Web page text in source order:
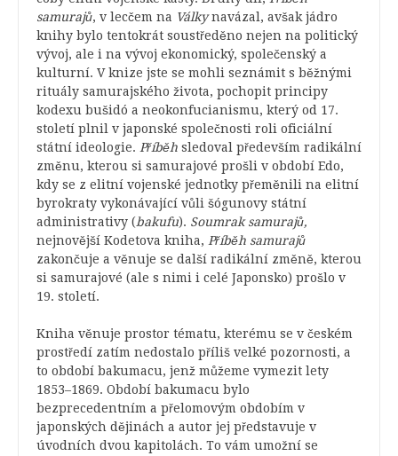
samurajů, v lecčem na Válkynavázal, avšak jádro
knihy bylo tentokrát soustředěno nejen na politický
vývoj, ale i na vývoj ekonomický, společenský a
kulturní. V knize jste se mohli seznámit s běžnými
rituály samurajského života, pochopit principy
kodexu bušidó a neokonfucianismu, který od 17.
století plnil v japonské společnosti roli oficiální
státní ideologie. Příběh sledoval především radikální
změnu, kterou si samurajové prošli v období Edo,
kdy se z elitní vojenské jednotky přeměnili na elitní
byrokraty vykonávající vůli šógunovy státní
administrativy (bakufu). Soumrak samurajů,
nejnovější Kodetova kniha, Příběh samurajů
zakončuje a věnuje se další radikální změně, kterou
si samurajové (ale s nimi i celé Japonsko) prošlo v
19. století.
Kniha věnuje prostor tématu, kterému se v českém
prostředí zatím nedostalo příliš velké pozornosti, a
to období bakumacu, jenž můžeme vymezit lety
1853–1869. Období bakumacu bylo
bezprecedentním a přelomovým obdobím v
japonských dějinách a autor jej představuje v
úvodních dvou kapitolách. To vám umožní se